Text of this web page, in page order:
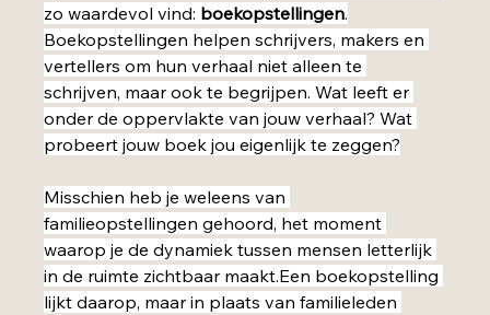
zo waardevol vind: boekopstellingen.
Boekopstellingen helpen schrijvers, makers en
vertellers om hun verhaal niet alleen te
schrijven, maar ook te begrijpen. Wat leeft er
onder de oppervlakte van jouw verhaal? Wat
probeert jouw boek jou eigenlijk te zeggen?
Misschien heb je weleens van
familieopstellingen gehoord, het moment
waarop je de dynamiek tussen mensen letterlijk
in de ruimte zichtbaar maakt.Een boekopstelling
lijkt daarop, maar in plaats van familieleden